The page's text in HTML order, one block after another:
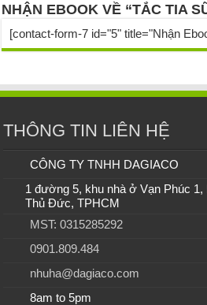
NHẬN EBOOK VỀ “TẮC TIA
[contact-form-7 id="5" title="Nhận
THÔNG TIN LIÊN HỆ
CÔNG TY TNHH DAGIACO
1 đường 5, khu nhà ở Vạn Phúc
Thủ Đức, TPHCM
MST: 0315285292
0901.809.484
nhuha@dagiaco.com
8am to 5pm